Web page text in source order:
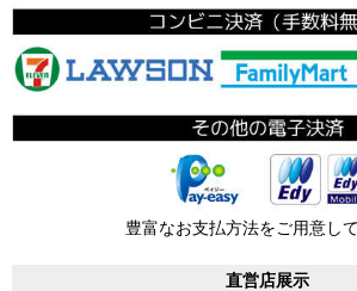
豊富なお支払方法をご用意し
直営店展示